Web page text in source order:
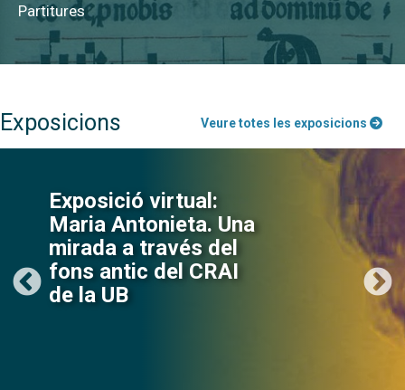
Partitures
Exposicions Veure totes les exposicions
Exposició virtual:
Maria Antonieta. Una
mirada a través del
fons antic del CRAI
de la UB